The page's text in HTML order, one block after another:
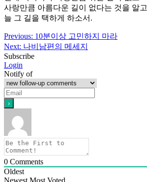
사랑만큼 아름다운 길이 없다는 것을 알고
늘 그 길을 택하게 하소서.
Post
navigation
Previous: 10분이상 고민하지 마라
Next: 나비남편의 메세지
Subscribe
Login
Notify of
0 Comments
Oldest
Newest Most Voted